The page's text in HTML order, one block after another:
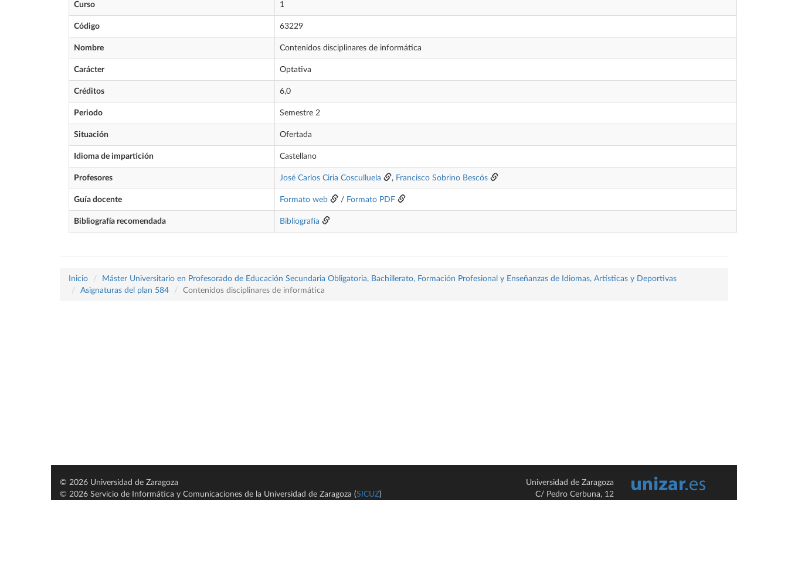
Curso 1
Código 63229
Nombre Contenidos disciplinares de informática
Carácter Optativa
Créditos 6,0
Periodo Semestre 2
Situación Ofertada
Idioma de impartición Castellano
Profesores José Carlos Ciria Cosculluela , Francisco Sobrino Bescós
Guía docente Formato web / Formato PDF
Bibliografía recomendada Bibliografía
Inicio
Máster Universitario en Profesorado de Educación Secundaria Obligatoria, Bachillerato, Formación Profesional y Enseñanzas de Idiomas, Artísticas y Deportivas
Asignaturas del plan 584
Contenidos disciplinares de informática
© 2026 Universidad de Zaragoza
© 2026 Servicio de Informática y Comunicaciones de la Universidad de Zaragoza (SICUZ)
Universidad de Zaragoza
C/ Pedro Cerbuna, 12